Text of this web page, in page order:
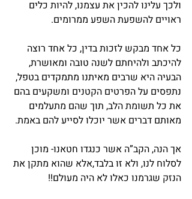
ולכך עלינו להכין את עצמנו, להיות כלים
ראויים להשפעת השפע ממרומים.
כל אחד מבקש לזכות בדין, כל אחד רוצה
להיכתב ולהיחתם לשנה טובה ומאושרת,
הבעיה היא שרבים מאיתנו מתמקדים בטפל,
נתפסים על הפרטים הקטנים ומשקעים בהם
את כל תשומת הלב, תוך שהם מתעלמים
מאותם דברים אשר יוכלו לסייע להם באמת.
אך הנה, הקב”ה אשר כנגדו חטאנו- מוכן
לסלוח לנו, ולא זו בלבד,אלא שהוא מתקן את
הנזק שגרמנו כאלו לא היה מעולם!!